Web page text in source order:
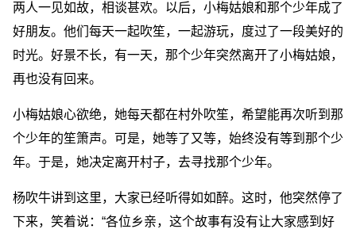
两人一见如故，相谈甚欢。以后，小梅姑娘和那个少年成了
好朋友。他们每天一起吹笙，一起游玩，度过了一段美好的
时光。好景不长，有一天，那个少年突然离开了小梅姑娘，
再也没有回来。
小梅姑娘心欲绝，她每天都在村外吹笙，希望能再次听到那
个少年的笙箫声。可是，她等了又等，始终没有等到那个少
年。于是，她决定离开村子，去寻找那个少年。
杨吹牛讲到这里，大家已经听得如如醉。这时，他突然停了
下来，笑着说：“各位乡亲，这个故事有没有让大家感到好